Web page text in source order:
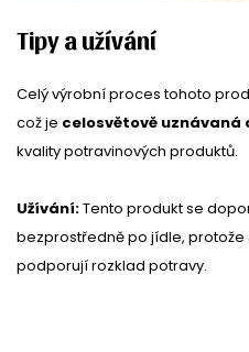
Tipy a užívání
Celý výrobní proces tohoto
což je celosvětově
kvality potravinových produktů.
Užívání:Tento produkt se
bezprostředně po jídle,
podporují rozklad potravy.